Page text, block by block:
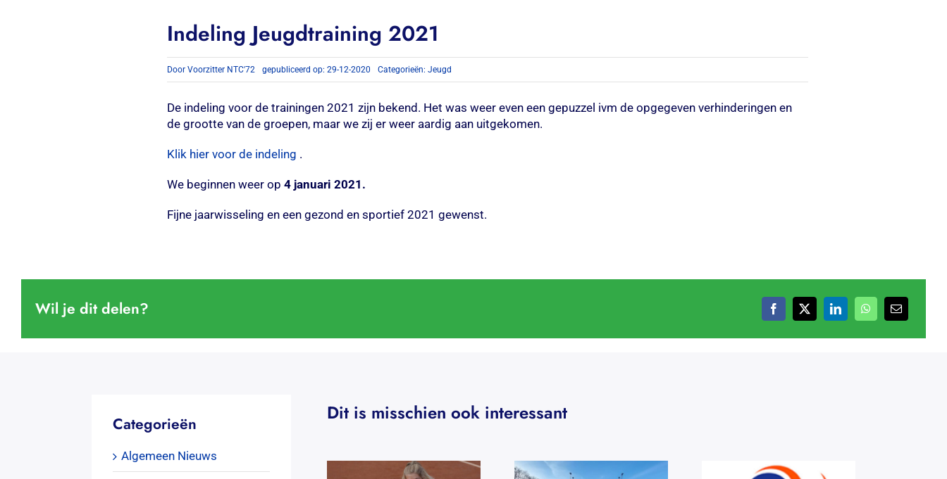
Indeling Jeugdtraining 2021
DoorVoorzitter NTC'72 gepubliceerd op: 29-12-2020 Categorieën:Jeugd
De indeling voor de trainingen 2021 zijn bekend. Het was weer even een gepuzzel ivm de opgegeven verhinderingen en
de grootte van de groepen, maar we zij er weer aardig aan uitgekomen.
Klik hier voor de indeling .
We beginnen weer op4 januari 2021.
Fijne jaarwisseling en een gezond en sportief 2021 gewenst.
Wil je dit delen?
Categorieën
Algemeen Nieuws
Dit is misschien ook interessant